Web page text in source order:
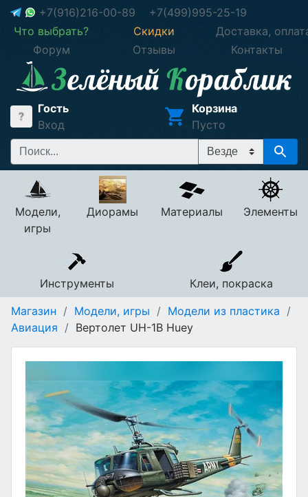
+7(916)216-00-89
+7(499)995-25-19
Что выбрать?
Скидки
Доставка,
Форум
Отзывы Контакты
Гость
Вход
Корзина
Пусто
Модели,
игры
Диорамы Материалы Элементы
Инструменты
Клеи, покраска
Магазин / Модели, игры / Модели из пластика /
Авиация / Вертолет UH-1B Huey